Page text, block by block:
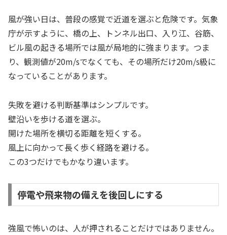
風が強い日は、普段の感覚で近道を選ぶと危険です。気象
庁が示すように、橋の上、トンネル出口、入り江、谷筋、
ビル風の起きる場所では風が局地的に強まります。つま
り、観測値が20m/sでなくても、その場所だけ20m/s級に
なっていることがあります。
失敗を避ける判断基準はシンプルです。
壁沿いを歩ける道を選ぶ。
開けた場所を横切る距離を短くする。
風上に向かって長く歩く経路を避ける。
この3つだけでもかなり違います。
停電や飛来物の備えを後回しにする
強風で怖いのは、人が押されることだけではありません。